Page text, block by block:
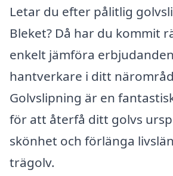
Letar du efter pålitlig
Bleket? Då har du kommit
enkelt jämföra
hantverkare i ditt
Golvslipning är en
för att återfå ditt golvs
skönhet och förlänga
trägolv.